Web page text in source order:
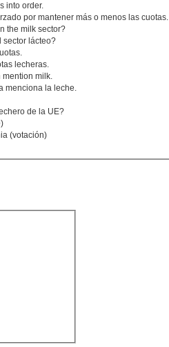
into order.
por mantener más o menos las cuotas.
the milk sector?
sector lácteo?
lecheras.
mention milk.
menciona la leche.
de la UE?
(votación)